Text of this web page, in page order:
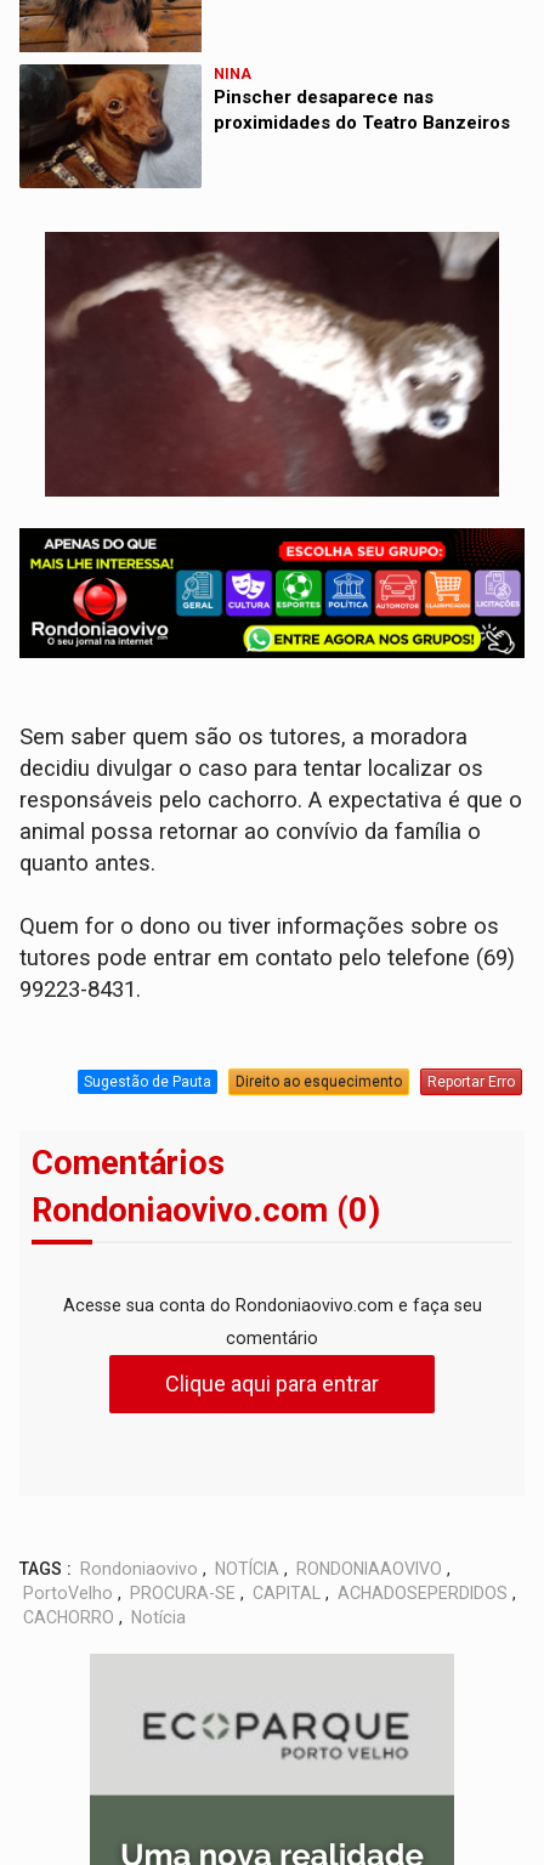
NINA
Pinscher desaparece nas
proximidades do Teatro Banzeiros
Sem saber quem são os tutores, a moradora
decidiu divulgar o caso para tentar localizar os
responsáveis pelo cachorro. A expectativa é que o
animal possa retornar ao convívio da família o
quanto antes.
Quem for o dono ou tiver informações sobre os
tutores pode entrar em contato pelo telefone (69)
99223-8431.
Sugestão de Pauta Direito ao esquecimento Reportar Erro
Comentários
Rondoniaovivo.com (0)
Acesse sua conta do Rondoniaovivo.com e faça seu
comentário
Clique aqui para entrar
TAGS : Rondoniaovivo , NOTÍCIA , RONDONIAAOVIVO ,
PortoVelho , PROCURA-SE , CAPITAL , ACHADOSEPERDIDOS ,
CACHORRO , Notícia